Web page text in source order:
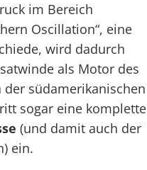
im Bereich
Oscillation“, eine
wird dadurch
als Motor des
südamerikanischen
sogar eine komplette
(und damit auch der
ein.